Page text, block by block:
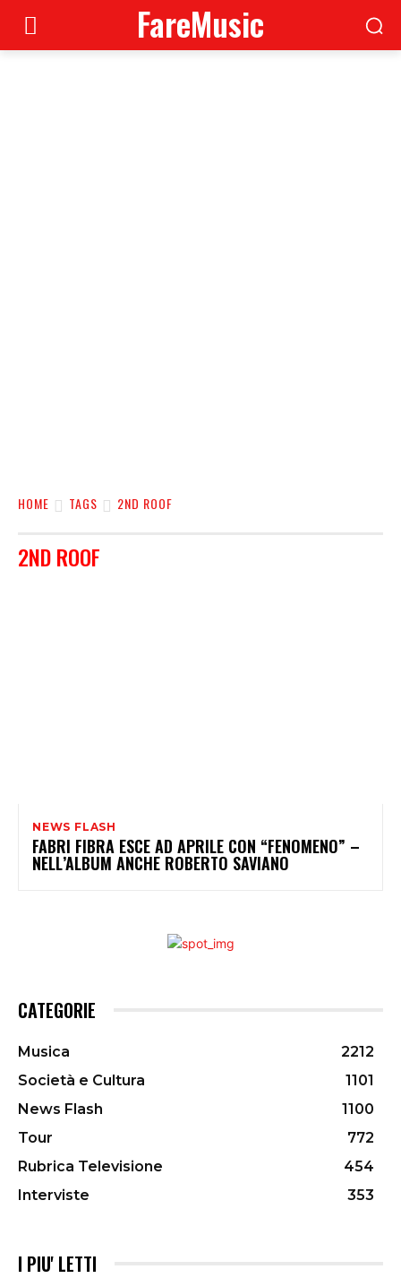
FareMusic
HOME TAGS 2ND ROOF
2ND ROOF
NEWS FLASH
FABRI FIBRA ESCE AD APRILE CON “FENOMENO” –
NELL’ALBUM ANCHE ROBERTO SAVIANO
CATEGORIE
Musica
2212
Società e Cultura
1101
News Flash
1100
Tour
772
Rubrica Televisione
454
Interviste
353
I PIU' LETTI